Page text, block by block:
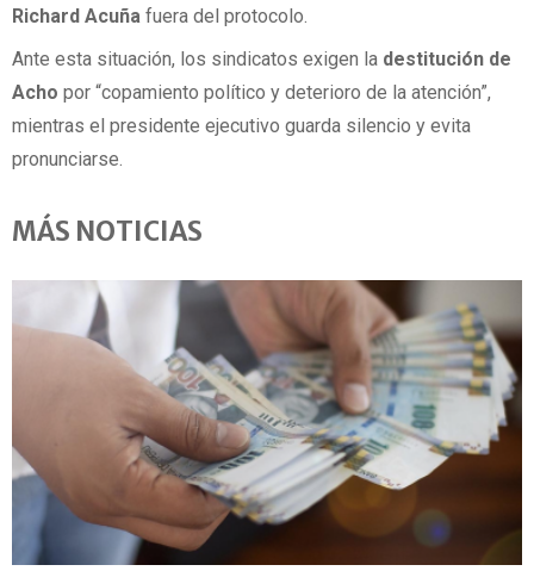
Richard Acuña fuera del protocolo.
Ante esta situación, los sindicatos exigen la destitución de
Acho por “copamiento político y deterioro de la atención”,
mientras el presidente ejecutivo guarda silencio y evita
pronunciarse.
MÁS NOTICIAS